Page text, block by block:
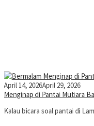
April 14, 2026April 29, 2026
Menginap di Pantai Mutiara
Kalau bicara soal pantai di